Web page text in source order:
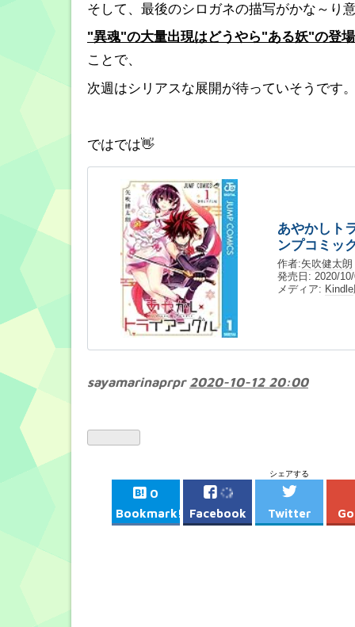
そして、最後のシロガネの描写がかな～り
"異魂"の大量出現はどうやら"ある妖"の登
ことで、
次週はシリアスな展開が待っていそうです
ではでは👋
あやかしト
ンプコミッ
作者:矢吹健太朗
発売日: 2020/
メディア: Kindle
sayamarinaprpr 2020-10-12 20:00
シェアする
0
Bookmark!
Facebook Twitter